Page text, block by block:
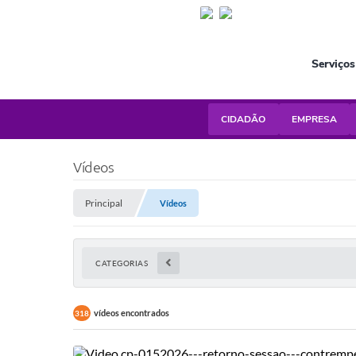
CIDADÃO EMPRESA
Vídeos
Principal Vídeos
CATEGORIAS
318 vídeos encontrados